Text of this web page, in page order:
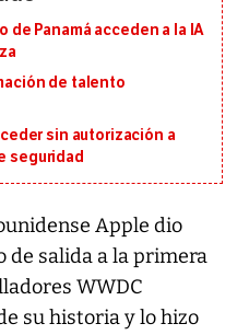
Panamá acceden a la IA
de talento
sin autorización a
seguridad
Apple dio
de salida a la primera
WWDC
su historia y lo hizo